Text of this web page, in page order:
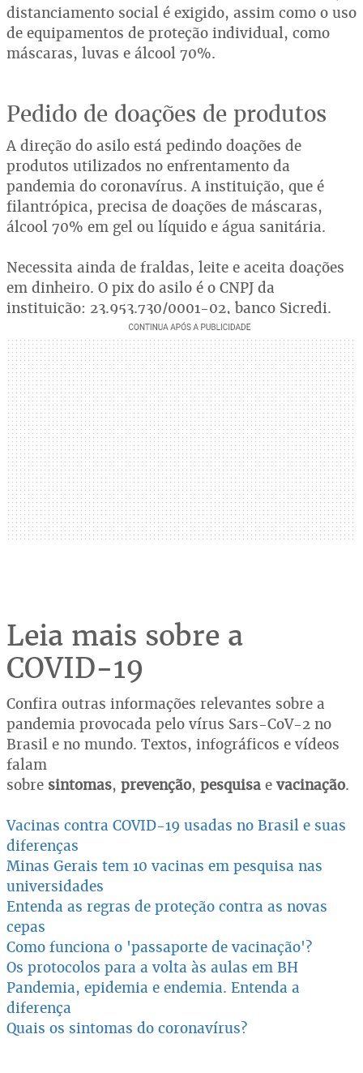
distanciamento social é exigido, assim como o uso
de equipamentos de proteção individual, como
máscaras, luvas e álcool 70%.
Pedido de doações de produtos
A direção do asilo está pedindo doações de
produtos utilizados no enfrentamento da
pandemia do coronavírus. A instituição, que é
filantrópica, precisa de doações de máscaras,
álcool 70% em gel ou líquido e água sanitária.
Necessita ainda de fraldas, leite e aceita doações
em dinheiro. O pix do asilo é o CNPJ da
instituição: 23.953.730/0001-02, banco Sicredi.
Leia mais sobre a
COVID-19
Confira outras informações relevantes sobre a
pandemia provocada pelo vírus Sars-CoV-2 no
Brasil e no mundo. Textos, infográficos e vídeos
falam
sobre sintomas, prevenção, pesquisa e vacinação.
Vacinas contra COVID-19 usadas no Brasil e suas
diferenças
Minas Gerais tem 10 vacinas em pesquisa nas
universidades
Entenda as regras de proteção contra as novas
cepas
Como funciona o 'passaporte de vacinação'?
Os protocolos para a volta às aulas em BH
Pandemia, epidemia e endemia. Entenda a
diferença
Quais os sintomas do coronavírus?